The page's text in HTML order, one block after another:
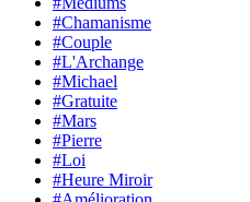
#Chamanisme
#Couple
#L'Archange
#Michael
#Gratuite
#Mars
#Pierre
#Loi
#Heure Miroir